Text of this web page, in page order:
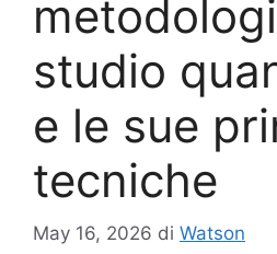
studio
e le sue
tecniche
May 16, 2026 di Watson